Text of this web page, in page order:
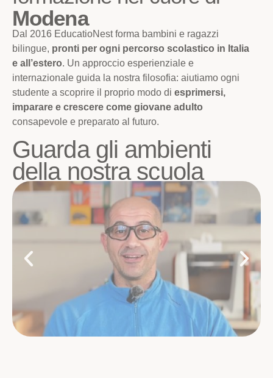
Modena
Dal 2016 EducatioNest forma bambini e ragazzi
bilingue, pronti per ogni percorso scolastico in Italia
e all’estero. Un approccio esperienziale e
internazionale guida la nostra filosofia: aiutiamo ogni
studente a scoprire il proprio modo di esprimersi,
imparare e crescere come giovane adulto
consapevole e preparato al futuro.
Guarda gli ambienti
della nostra scuola